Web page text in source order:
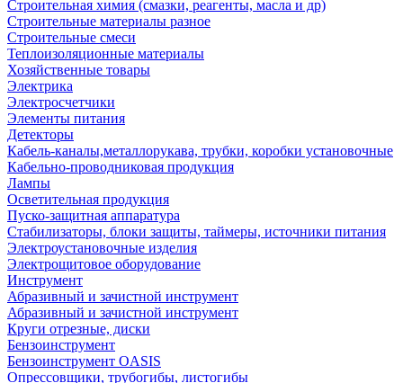
Строительная химия (смазки, реагенты, масла и др)
Строительные материалы разное
Строительные смеси
Теплоизоляционные материалы
Хозяйственные товары
Электрика
Электросчетчики
Элементы питания
Детекторы
Кабель-каналы,металлорукава, трубки, коробки установочные
Кабельно-проводниковая продукция
Лампы
Осветительная продукция
Пуско-защитная аппаратура
Стабилизаторы, блоки защиты, таймеры, источники питания
Электроустановочные изделия
Электрощитовое оборудование
Инструмент
Абразивный и зачистной инструмент
Абразивный и зачистной инструмент
Круги отрезные, диски
Бензоинструмент
Бензоинструмент OASIS
Опрессовщики, трубогибы, листогибы